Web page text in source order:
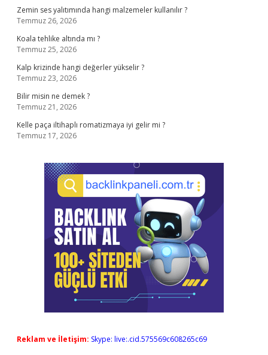
Zemin ses yalıtımında hangi malzemeler kullanılır ?
Temmuz 26, 2026
Koala tehlike altında mı ?
Temmuz 25, 2026
Kalp krizinde hangi değerler yükselir ?
Temmuz 23, 2026
Bilir misin ne demek ?
Temmuz 21, 2026
Kelle paça iltihaplı romatizmaya iyi gelir mi ?
Temmuz 17, 2026
Reklam ve İletişim: Skype: live:.cid.575569c608265c69